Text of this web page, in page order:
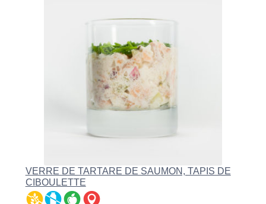
VERRE DE TARTARE DE SAUMON, TAPIS DE
CIBOULETTE